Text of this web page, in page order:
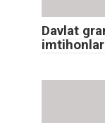
Davlat
imtihonlar